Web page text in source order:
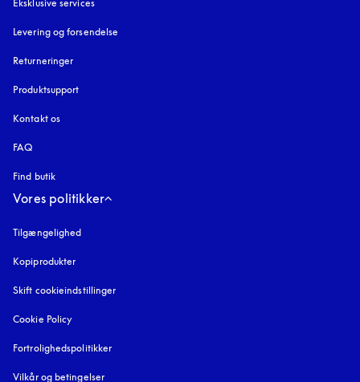
Eksklusive services
Levering og forsendelse
Returneringer
Produktsupport
Kontakt os
FAQ
Find butik
Vores politikker
Tilgængelighed
Kopiprodukter
Skift cookieindstillinger
Cookie Policy
Fortrolighedspolitikker
Vilkår og betingelser